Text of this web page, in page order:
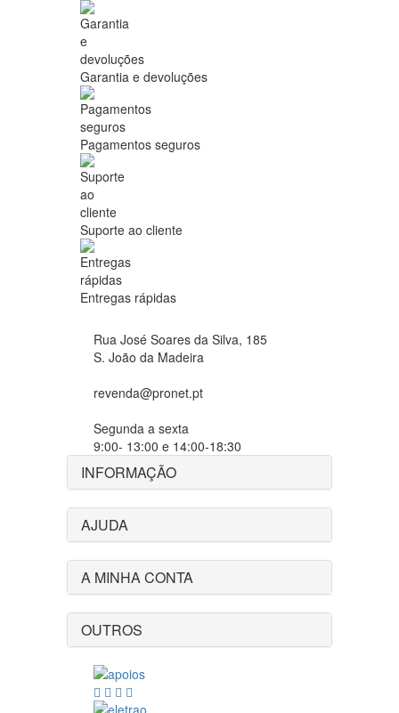
Garantia e devoluções
Pagamentos seguros
Suporte ao cliente
Entregas rápidas
Rua José Soares da Silva, 185
S. João da Madeira
revenda@pronet.pt
Segunda a sexta
9:00- 13:00 e 14:00-18:30
INFORMAÇÃO
AJUDA
A MINHA CONTA
OUTROS